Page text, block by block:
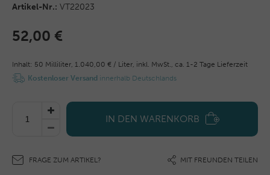
Artikel-Nr.: VT22023
52,00 €
Inhalt: 50 Milliliter, 1.040,00 € / Liter, inkl. MwSt., ca. 1-2 Tage Lieferzeit
Kostenloser Versand innerhalb Deutschlands
IN DEN WARENKORB
FRAGE ZUM ARTIKEL? MIT FREUNDEN TEILEN